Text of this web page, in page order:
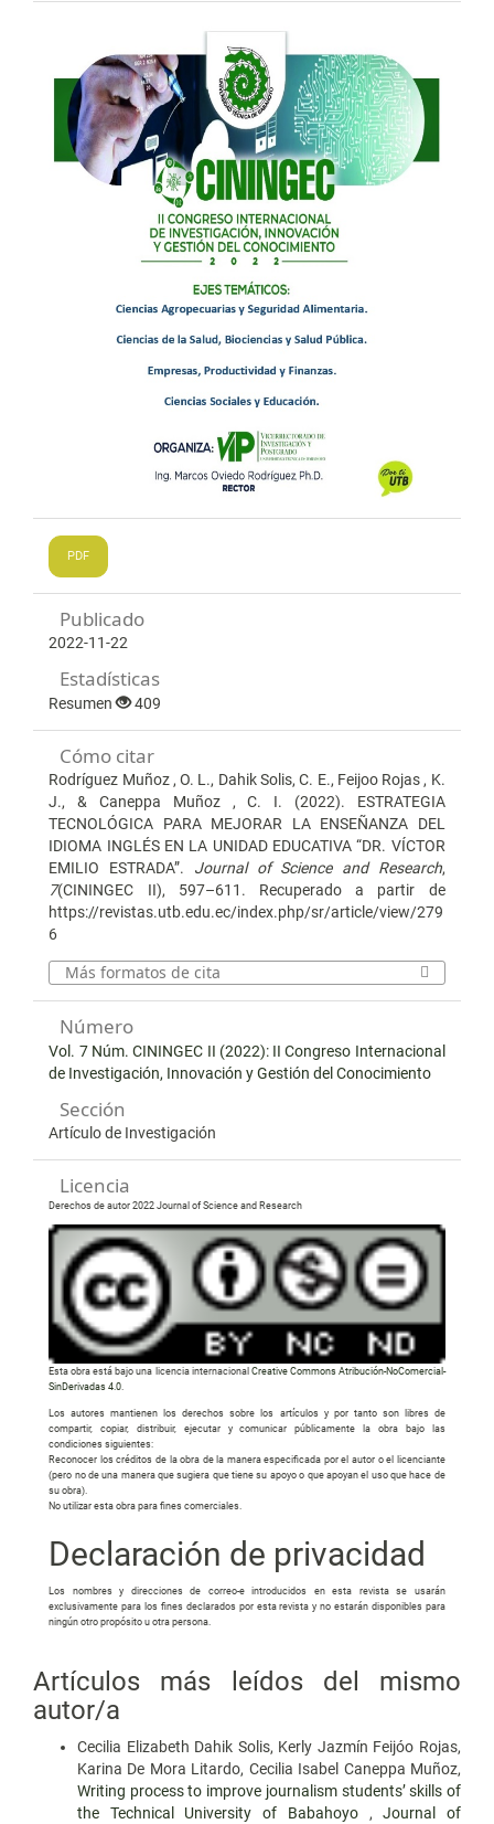
PDF
Publicado
2022-11-22
Estadísticas
Resumen 409
Cómo citar
Rodríguez Muñoz , O. L., Dahik Solis, C. E., Feijoo Rojas , K.
J., & Caneppa Muñoz , C. I. (2022). ESTRATEGIA
TECNOLÓGICA PARA MEJORAR LA ENSEÑANZA DEL
IDIOMA INGLÉS EN LA UNIDAD EDUCATIVA “DR. VÍCTOR
EMILIO ESTRADA”. Journal of Science and Research,
7(CININGEC II), 597–611. Recuperado a partir de
https://revistas.utb.edu.ec/index.php/sr/article/view/279
6
Más formatos de cita
Número
Vol. 7 Núm. CININGEC II (2022): II Congreso Internacional
de Investigación, Innovación y Gestión del Conocimiento
Sección
Artículo de Investigación
Licencia
Derechos de autor 2022 Journal of Science and Research
Esta obra está bajo una licencia internacionalCreative Commons Atribución-NoComercial-
SinDerivadas 4.0
Los autores mantienen los derechos sobre los artículos y por tanto son libres de
compartir, copiar, distribuir, ejecutar y comunicar públicamente la obra bajo las
condiciones siguientes:
Reconocer los créditos de la obra de la manera especificada por el autor o el licenciante
(pero no de una manera que sugiera que tiene su apoyo o que apoyan el uso que hace de
su obra).
No utilizar esta obra para fines comerciales.
Declaración de privacidad
Los nombres y direcciones de correo-e introducidos en esta revista se usarán
exclusivamente para los fines declarados por esta revista y no estarán disponibles para
ningún otro propósito u otra persona.
Artículos más leídos del mismo
autor/a
Cecilia Elizabeth Dahik Solis, Kerly Jazmín Feijóo Rojas,
Karina De Mora Litardo, Cecilia Isabel Caneppa Muñoz,
Writing process to improve journalism students’ skills of
the Technical University of Babahoyo ,Journal of